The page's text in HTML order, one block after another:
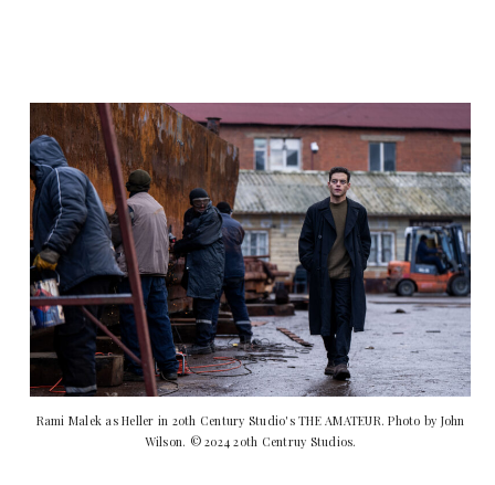
Rami Malek as Heller in 20th Century Studio's THE AMATEUR. Photo by John
Wilson. © 2024 20th Centruy Studios.